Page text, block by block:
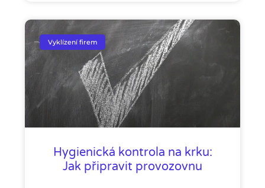
Vyklízení firem
Hygienická kontrola na krku:
Jak připravit provozovnu